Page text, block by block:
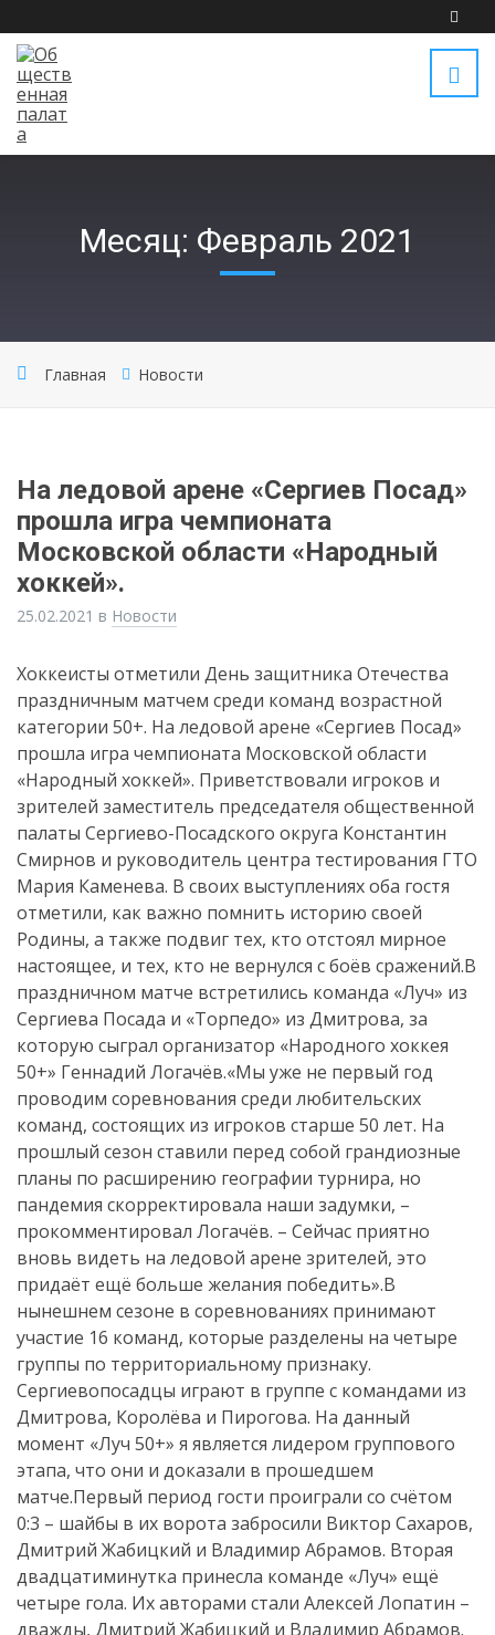
Месяц: Февраль 2021
Главная Новости
На ледовой арене «Сергиев Посад»
прошла игра чемпионата
Московской области «Народный
хоккей».
25.02.2021 в Новости
Хоккеисты отметили День защитника Отечества
праздничным матчем среди команд возрастной
категории 50+. На ледовой арене «Сергиев Посад»
прошла игра чемпионата Московской области
«Народный хоккей». Приветствовали игроков и
зрителей заместитель председателя общественной
палаты Сергиево-Посадского округа Константин
Смирнов и руководитель центра тестирования ГТО
Мария Каменева. В своих выступлениях оба гостя
отметили, как важно помнить историю своей
Родины, а также подвиг тех, кто отстоял мирное
настоящее, и тех, кто не вернулся с боёв сражений.В
праздничном матче встретились команда «Луч» из
Сергиева Посада и «Торпедо» из Дмитрова, за
которую сыграл организатор «Народного хоккея
50+» Геннадий Логачёв.«Мы уже не первый год
проводим соревнования среди любительских
команд, состоящих из игроков старше 50 лет. На
прошлый сезон ставили перед собой грандиозные
планы по расширению географии турнира, но
пандемия скорректировала наши задумки, –
прокомментировал Логачёв. – Сейчас приятно
вновь видеть на ледовой арене зрителей, это
придаёт ещё больше желания победить».В
нынешнем сезоне в соревнованиях принимают
участие 16 команд, которые разделены на четыре
группы по территориальному признаку.
Сергиевопосадцы играют в группе с командами из
Дмитрова, Королёва и Пирогова. На данный
момент «Луч 50+» я является лидером группового
этапа, что они и доказали в прошедшем
матче.Первый период гости проиграли со счётом
0:3 – шайбы в их ворота забросили Виктор Сахаров,
Дмитрий Жабицкий и Владимир Абрамов. Вторая
двадцатиминутка принесла команде «Луч» ещё
четыре гола. Их авторами стали Алексей Лопатин –
дважды, Дмитрий Жабицкий и Владимир Абрамов.